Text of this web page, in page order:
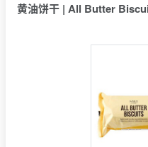
黄油饼干 | All Butter